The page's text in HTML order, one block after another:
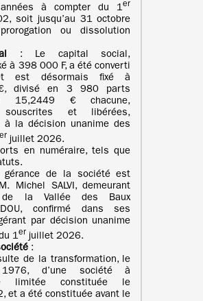
à compter du 1er
soit jusqu’au 31 octobre
ou dissolution
: Le capital social,
à 398 000 F, a été converti
est désormais fixé à
divisé en 3 980 parts
15,2449 € chacune,
souscrites et libérées,
à la décision unanime des
er
juillet 2026.
en numéraire, tels que
de la société est
Michel SALVI, demeurant
la Vallée des Baux
confirmé dans ses
par décision unanime
1er
juillet 2026.
:
de la transformation, le
d’une société à
limitée constituée le
et a été constituée avant le